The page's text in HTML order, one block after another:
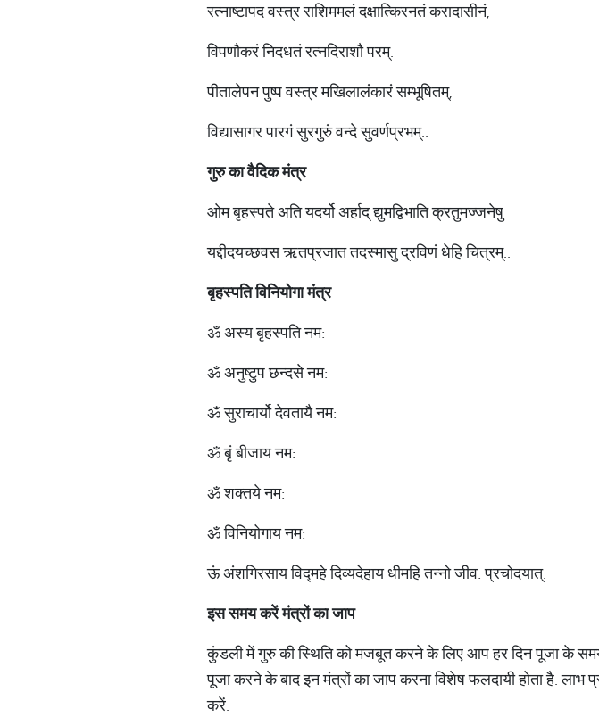
रत्नाष्टापद वस्त्र राशिममलं दक्षात्किरनतं करादासीनं,
विपणौकरं निदधतं रत्नदिराशौ परम्.
पीतालेपन पुष्प वस्त्र मखिलालंकारं सम्भूषितम्,
विद्यासागर पारगं सुरगुरुं वन्दे सुवर्णप्रभम्..
गुरु का वैदिक मंत्र
ओम बृहस्पते अति यदर्यो अर्हाद् द्युमद्विभाति क्रतुमज्जनेषु
यद्दीदयच्छवस ऋतप्रजात तदस्मासु द्रविणं धेहि चित्रम्..
बृहस्पति विनियोगा मंत्र
ॐ अस्य बृहस्पति नम:
ॐ अनुष्टुप छन्दसे नम:
ॐ सुराचार्यो देवतायै नम:
ॐ बृं बीजाय नम:
ॐ शक्तये नम:
ॐ विनियोगाय नम:
ऊं अंशगिरसाय विद्महे दिव्यदेहाय धीमहि तन्नो जीव: प्रचोदयात्.
इस समय करें मंत्रों का जाप
कुंडली में गुरु की स्थिति को मजबूत करने के लिए आप हर दिन पूजा के
पूजा करने के बाद इन मंत्रों का जाप करना विशेष फलदायी होता है.
करें.